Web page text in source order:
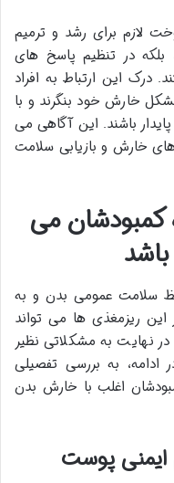
لازم برای رشد و ترمیم
در تنظیم پاسخ های
درک این ارتباط به افراد
خارش خود بنگرند و با
باشند. این آگاهی می
خارش و بازیابی سلامت
کمبودشان می
سلامت عمومی بدن و به
این ریزمغذی ها می تواند
نهایت به مشکلاتی نظیر
به بررسی تفصیلی
اغلب با خارش بدن